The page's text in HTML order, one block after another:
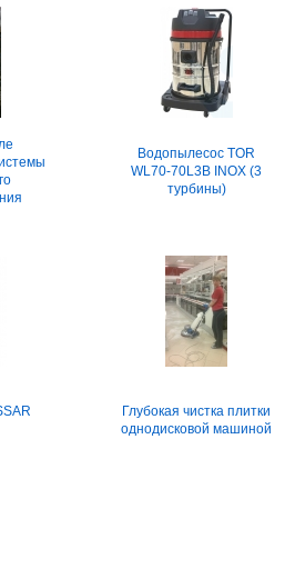
Водопылесос TOR
WL70-70L3B INOX (3
турбины)
Глубокая чистка плитки
однодисковой машиной